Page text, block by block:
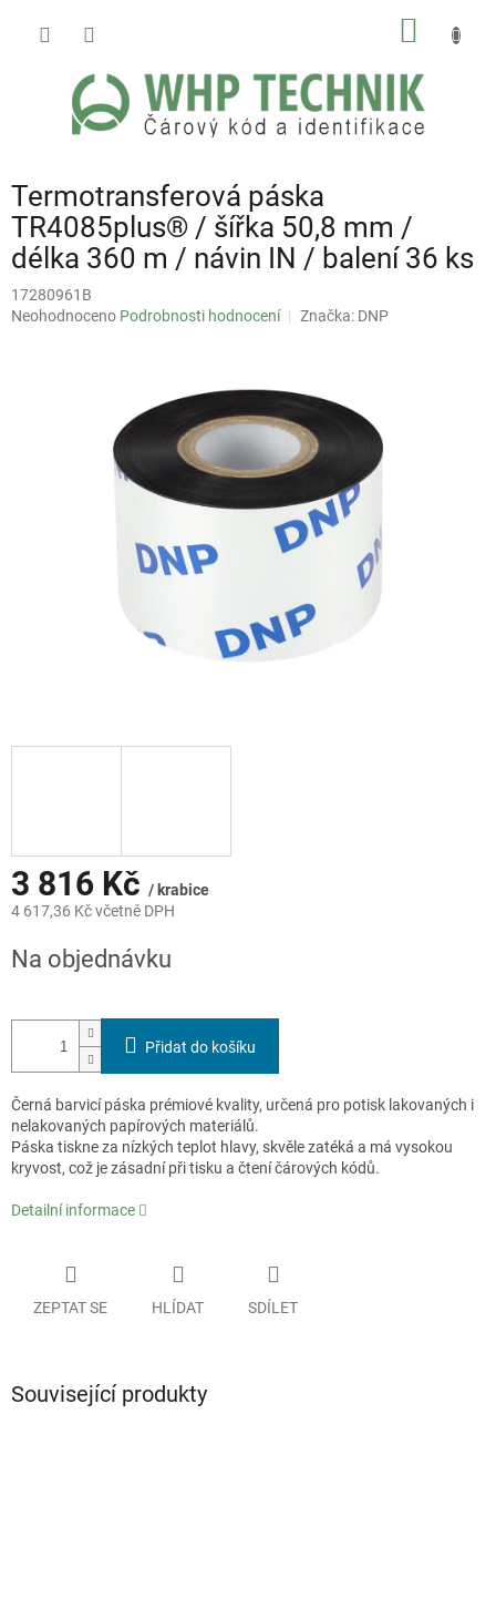
Termotransferová páska
TR4085plus® / šířka 50,8 mm /
délka 360 m / návin IN / balení 36 ks
17280961B
Průměrné
Neohodnoceno Podrobnosti hodnocení Značka: DNP
3 816 Kč / krabice
4 617,36 Kč včetně DPH
cena:
Na objednávku
Přidat do košíku
Černá barvicí páska prémiové kvality, určená pro potisk lakovaných i
nelakovaných papírových materiálů.
Páska tiskne za nízkých teplot hlavy, skvěle zatéká a má vysokou
kryvost, což je zásadní při tisku a čtení čárových kódů.
Detailní informace
ZEPTAT SE HLÍDAT SDÍLET
Související produkty